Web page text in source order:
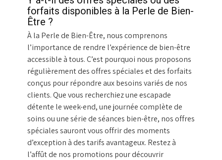
forfaits disponibles à la Perle de Bien-
Être ?
À la Perle de Bien-Être, nous comprenons
l’importance de rendre l’expérience de bien-être
accessible à tous. C’est pourquoi nous proposons
régulièrement des offres spéciales et des forfaits
conçus pour répondre aux besoins variés de nos
clients. Que vous recherchiez une escapade
détente le week-end, une journée complète de
soins ou une série de séances bien-être, nos offres
spéciales sauront vous offrir des moments
d’exception à des tarifs avantageux. Restez à
l’affût de nos promotions pour découvrir